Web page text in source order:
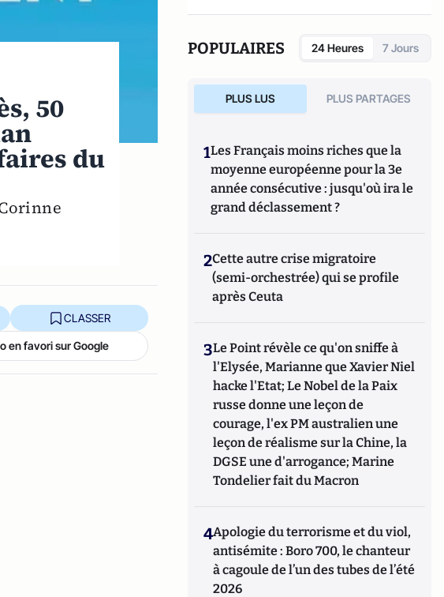
50
du
CLASSER
en favori sur Google
POPULAIRES 24 Heures 7 Jours
PLUS LUS PLUS PARTAGES
1Les Français moins riches que la
moyenne européenne pour la 3e
année consécutive : jusqu'où ira le
grand déclassement ?
2Cette autre crise migratoire
(semi-orchestrée) qui se profile
après Ceuta
3Le Point révèle ce qu'on sniffe à
l'Elysée, Marianne que Xavier Niel
hacke l'Etat; Le Nobel de la Paix
russe donne une leçon de
courage, l'ex PM australien une
leçon de réalisme sur la Chine, la
DGSE une d'arrogance; Marine
Tondelier fait du Macron
4Apologie du terrorisme et du viol,
antisémite : Boro 700, le chanteur
à cagoule de l’un des tubes de l’été
2026